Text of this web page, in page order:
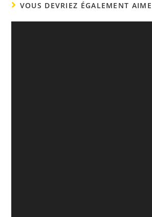
VOUS DEVRIEZ ÉGALEMENT